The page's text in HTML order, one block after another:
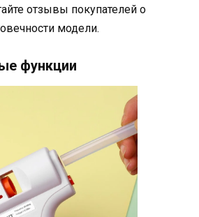
отзывы покупателей о
модели.
функции